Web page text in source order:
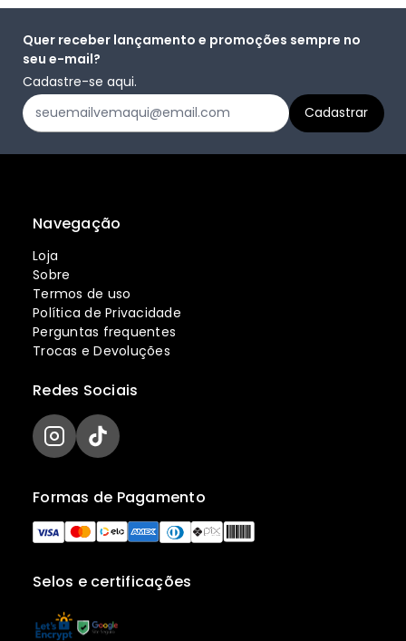
Quer receber lançamento e promoções sempre no
seu e-mail?
Cadastre-se aqui.
Navegação
Loja
Sobre
Termos de uso
Política de Privacidade
Perguntas frequentes
Trocas e Devoluções
Selos e certificações
Formas de Pagamento
Redes Sociais